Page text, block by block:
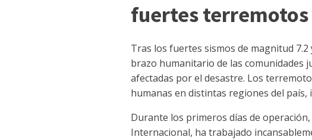
fuertes terremotos
Tras los fuertes sismos de magnitud 7.2
brazo humanitario de las comunidades
afectadas por el desastre. Los
humanas en distintas regiones del país,
Durante los primeros días de operación,
Internacional, ha trabajado